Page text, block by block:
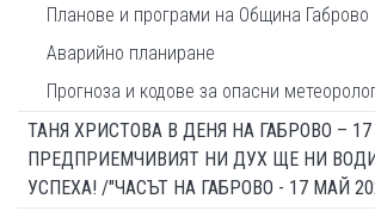
Планове и програми на Община Габрово
Аварийно планиране
Прогноза и кодове за опасни
ТАНЯ ХРИСТОВА В ДЕНЯ НА ГАБРОВО –
ПРЕДПРИЕМЧИВИЯТ НИ ДУХ ЩЕ НИ
УСПЕХА! /"ЧАСЪТ НА ГАБРОВО - 17 МАЙ